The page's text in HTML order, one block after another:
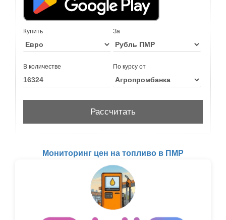
Купить За
В количестве По курсу от
Мониторинг цен на топливо в ПМР